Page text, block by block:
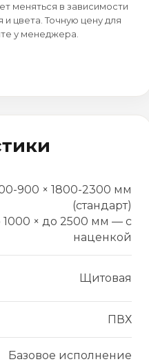
меняться в зависимости
цвета. Точную цену для
у менеджера.
900 × 1800-2300 мм
(стандарт)
1000 × до 2500 мм — с
наценкой
Щитовая
ПВХ
Базовое исполнение